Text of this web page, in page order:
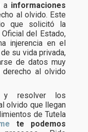
a informaciones
al olvido. Este
que solicitó la
del Estado,
injerencia en el
su vida privada,
de datos muy
al olvido
y resolver los
olvido que llegan
de Tutela
te podemos